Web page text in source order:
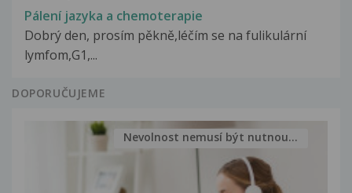
Pálení jazyka a chemoterapie
Dobrý den, prosím pěkně,léčím se na fulikulární
lymfom,G1,...
DOPORUČUJEME
Nevolnost nemusí být nutnou...